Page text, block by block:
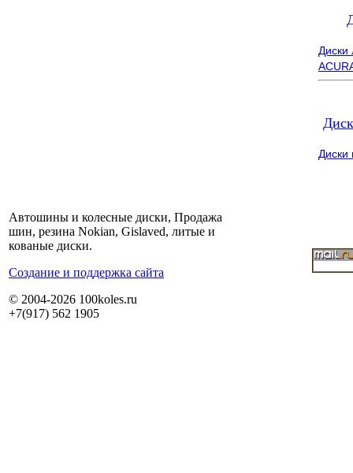
Диски
Автошины и колесные диски, Продажа
шин, резина Nokian, Gislaved, литые и
кованые диски.
Cоздание и поддержка сайта
© 2004-2026 100koles.ru
+7(917) 562 1905